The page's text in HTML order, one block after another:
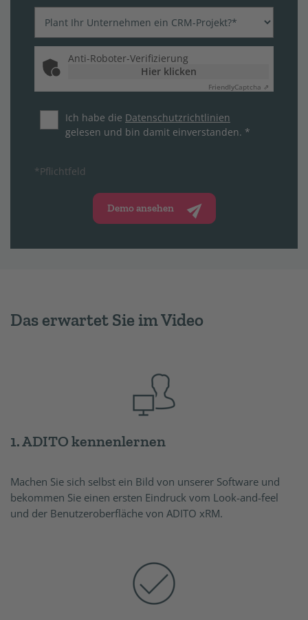
Anti-Roboter-Verifizierung
Hier klicken
FriendlyCaptcha ⇗
Ich habe die Datenschutzrichtlinien
gelesen und bin damit einverstanden. *
*Pflichtfeld
Demo ansehen
Das erwartet Sie im Video
1. ADITO kennenlernen
Machen Sie sich selbst ein Bild von unserer Software und
bekommen Sie einen ersten Eindruck vom Look-and-feel
und der Benutzeroberfläche von ADITO xRM.